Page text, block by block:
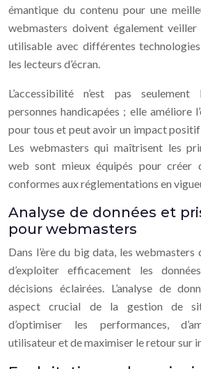
émantique du contenu pour une
webmasters doivent également
utilisable avec différentes technologies
les lecteurs d’écran.
L’accessibilité n’est pas
personnes handicapées ; elle améliore
pour tous et peut avoir un impact
Les webmasters qui maîtrisent les
web sont mieux équipés pour créer
conformes aux réglementations en
Analyse de données et
pour webmasters
Dans l’ère du big data, les
d’exploiter efficacement les
décisions éclairées. L’analyse de
aspect crucial de la gestion de
d’optimiser les performances,
utilisateur et de maximiser le retour sur